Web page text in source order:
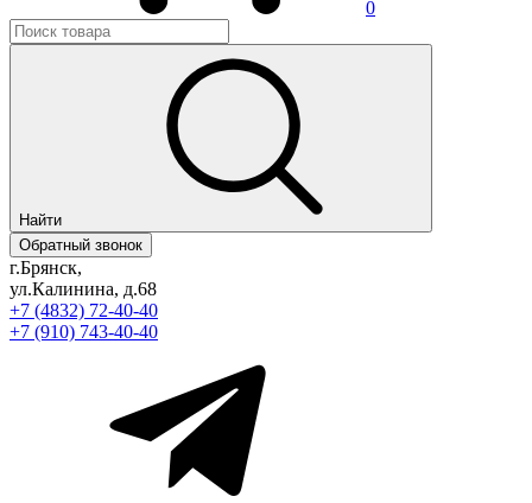
0
Найти
Обратный звонок
г.Брянск,
ул.Калинина, д.68
+7 (4832) 72-40-40
+7 (910) 743-40-40